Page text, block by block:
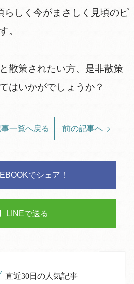
らしく今がまさしく見頃のピ
。
散策されたい方、是非散策
はいかがでしょうか？
一覧へ戻る 前の記事へ
でシェア！
LINEで送る
直近30日の人気記事